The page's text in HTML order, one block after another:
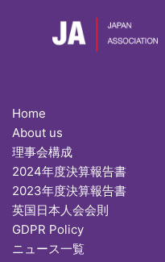
Home
About us
理事会構成
2024年度決算報告書
2023年度決算報告書
英国日本人会会則
GDPR Policy
ニュース一覧